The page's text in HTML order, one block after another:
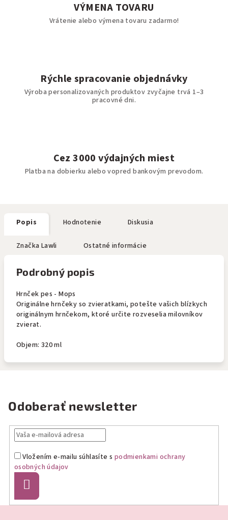
VÝMENA TOVARU
Vrátenie alebo výmena tovaru zadarmo!
Rýchle spracovanie objednávky
Výroba personalizovaných produktov zvyčajne trvá 1–3
pracovné dni.
Cez 3000 výdajných miest
Platba na dobierku alebo vopred bankovým prevodom.
Popis Hodnotenie Diskusia
Značka Lawli Ostatné informácie
Podrobný popis
Hrnček pes - Mops
Originálne hrnčeky so zvieratkami, potešte vašich blízkych
originálnym hrnčekom, ktoré určite rozveselia milovníkov
zvierat.
Objem: 320 ml
Odoberať newsletter
Vložením e-mailu súhlasíte s podmienkami ochrany
osobných údajov